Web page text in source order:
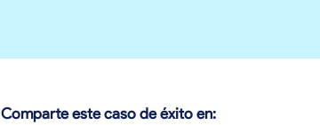
Comparte este caso de éxito en: